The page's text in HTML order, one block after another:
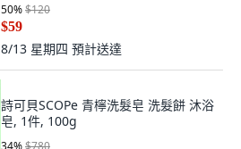
50%$120
$59
8/13 星期四 預計送達
詩可貝SCOPe 青檸洗髮皂 洗髮餅 沐浴
皂, 1件, 100g
34%$780